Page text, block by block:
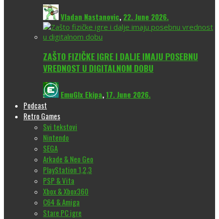
Vladan Nastanovic, 22. June 2026.
ZAŠTO FIZIČKE IGRE I DALJE IMAJU POSEBNU
VREDNOST U DIGITALNOM DOBU
EmuGlx Ekipa,17. June 2026.
Podcast
Retro Games
Svi tekstovi
Nintendo
SEGA
Arkade & Neo Geo
PlayStation 1,2,3
PSP & Vita
Xbox & Xbox360
C64 & Amiga
Stare PC igre